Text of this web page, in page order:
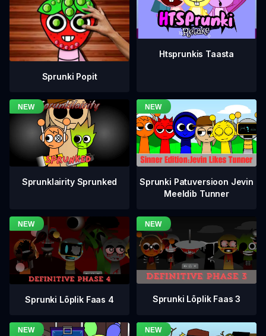
Sprunki Popit
Htsprunkis Taasta
Sprunklairity Sprunked
Sprunki Patuversioon Jevin
Meeldib Tunner
Sprunki Lõplik Faas 4 Sprunki Lõplik Faas 3